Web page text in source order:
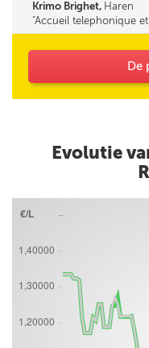
Krimo Brighet, Haren
Accueil telephonique
De
Evolutie